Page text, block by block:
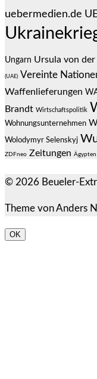
uebermedien.de
Ungarn Ursula von der
(UAE) Vereinte
Waffenlieferungen
Brandt Wirtschaftspolitik
Wohnungsunternehmen
Wolodymyr Selenskyj
ZDFneo Zeitungen Ägypten
© 2026 Beueler-
Theme vonAnders
OK